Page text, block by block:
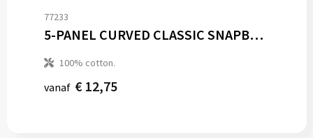
77233
5-PANEL CURVED CLASSIC SNAPBACK
100% cotton.
vanaf € 12,75